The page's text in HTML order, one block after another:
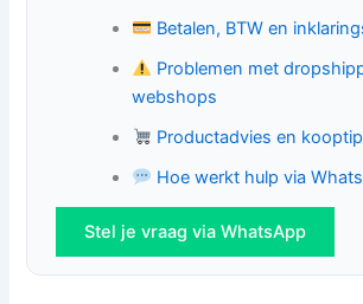
Betalen, BTW en
Problemen met
webshops
Productadvies en
Hoe werkt hulp via
Stel je vraag via WhatsApp